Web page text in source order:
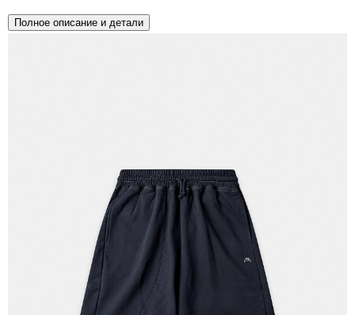
Полное описание и детали